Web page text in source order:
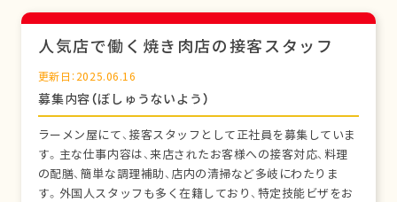
人気店で働く焼き肉店の接客スタッフ
更新日：2025.06.16
募集内容（ぼしゅうないよう）
ラーメン屋にて、接客スタッフとして正社員を募集していま
す。主な仕事内容は、来店されたお客様への接客対応、料理
の配膳、簡単な調理補助、店内の清掃など多岐にわたりま
す。外国人スタッフも多く在籍しており、特定技能ビザをお